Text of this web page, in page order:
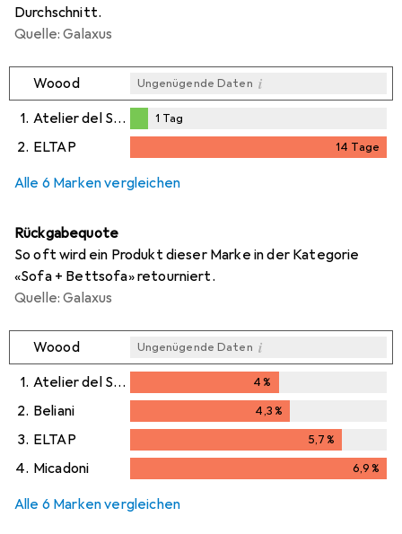
Durchschnitt.
Quelle: Galaxus
Woood Ungenügende Daten i
1. Atelier del Sofa
Tag
1 Tag
2. ELTAP 14 Tage
Alle 6 Marken vergleichen
Rückgabequote
So oft wird ein Produkt dieser Marke in der Kategorie
«Sofa + Bettsofa» retourniert.
Quelle: Galaxus
Woood Ungenügende Daten i
1. Atelier del Sofa 4%
2. Beliani 4,3%
3. ELTAP 5,7%
4. Micadoni 6,9%
Alle 6 Marken vergleichen